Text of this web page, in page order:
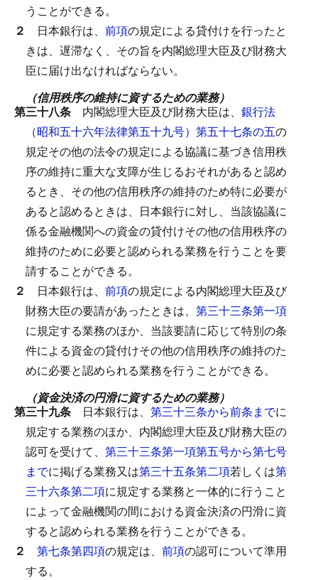
うことができる。
２ 日本銀行は、 前項の規定による貸付けを行ったと
きは、遅滞なく、その旨を内閣総理大臣及び財務大
臣に届け出なければならない。
（信用秩序の維持に資するための業務）
第三十八条 内閣総理大臣及び財務大臣は、 銀行法
（昭和五十六年法律第五十九号）第五十七条の五の
規定その他の法令の規定による協議に基づき信用秩
序の維持に重大な支障が生じるおそれがあると認め
るとき、その他の信用秩序の維持のため特に必要が
あると認めるときは、日本銀行に対し、当該協議に
係る金融機関への資金の貸付けその他の信用秩序の
維持のために必要と認められる業務を行うことを要
請することができる。
２ 日本銀行は、 前項の規定による内閣総理大臣及び
財務大臣の要請があったときは、 第三十三条第一項
に規定する業務のほか、当該要請に応じて特別の条
件による資金の貸付けその他の信用秩序の維持のた
めに必要と認められる業務を行うことができる。
（資金決済の円滑に資するための業務）
第三十九条 日本銀行は、 第三十三条から前条までに
規定する業務のほか、内閣総理大臣及び財務大臣の
認可を受けて、 第三十三条第一項第五号から第七号
までに掲げる業務又は第三十五条第二項若しくは第
三十六条第二項に規定する業務と一体的に行うこと
によって金融機関の間における資金決済の円滑に資
すると認められる業務を行うことができる。
２ 第七条第四項の規定は、 前項の認可について準用
する。